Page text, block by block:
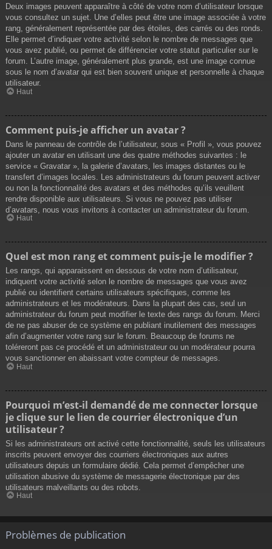
Deux images peuvent apparaître à côté de votre nom d’utilisateur lorsque
vous consultez un sujet. Une d’elles peut être une image associée à votre
rang, généralement représentée par des étoiles, des carrés ou des ronds.
Elle permet d’indiquer votre activité selon le nombre de messages que
vous avez publié, ou permet de différencier votre statut particulier sur le
forum. L’autre image, généralement plus grande, est une image connue
sous le nom d’avatar qui est bien souvent unique et personnelle à chaque
utilisateur.
Haut
Comment puis-je afficher un avatar ?
Dans le panneau de contrôle de l’utilisateur, sous « Profil », vous pouvez
ajouter un avatar en utilisant une des quatre méthodes suivantes : le
service « Gravatar », la galerie d’avatars, les images distantes ou le
transfert d’images locales. Les administrateurs du forum peuvent activer
ou non la fonctionnalité des avatars et des méthodes qu’ils veuillent
rendre disponible aux utilisateurs. Si vous ne pouvez pas utiliser
d’avatars, nous vous invitons à contacter un administrateur du forum.
Haut
Quel est mon rang et comment puis-je le modifier ?
Les rangs, qui apparaissent en dessous de votre nom d’utilisateur,
indiquent votre activité selon le nombre de messages que vous avez
publié ou identifient certains utilisateurs spécifiques, comme les
administrateurs et les modérateurs. Dans la plupart des cas, seul un
administrateur du forum peut modifier le texte des rangs du forum. Merci
de ne pas abuser de ce système en publiant inutilement des messages
afin d’augmenter votre rang sur le forum. Beaucoup de forums ne
toléreront pas ce procédé et un administrateur ou un modérateur pourra
vous sanctionner en abaissant votre compteur de messages.
Haut
Pourquoi m’est-il demandé de me connecter lorsque
je clique sur le lien de courrier électronique d’un
utilisateur ?
Si les administrateurs ont activé cette fonctionnalité, seuls les utilisateurs
inscrits peuvent envoyer des courriers électroniques aux autres
utilisateurs depuis un formulaire dédié. Cela permet d’empêcher une
utilisation abusive du système de messagerie électronique par des
utilisateurs malveillants ou des robots.
Haut
Problèmes de publication